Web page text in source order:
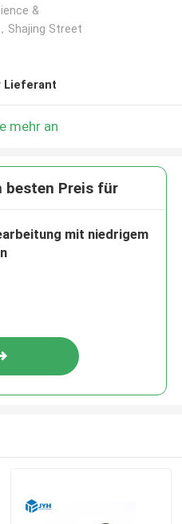
&
Shajing Street
Lieferant
mehr an
besten Preis für
mit niedrigem